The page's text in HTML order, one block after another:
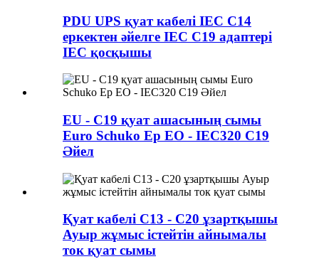
PDU UPS қуат кабелі IEC C14
еркектен әйелге IEC C19 адаптері
IEC қосқышы
EU - C19 қуат ашасының сымы
Euro Schuko Ер ЕО - IEC320 C19
Әйел
Қуат кабелі C13 - C20 ұзартқышы
Ауыр жұмыс істейтін айнымалы
ток қуат сымы